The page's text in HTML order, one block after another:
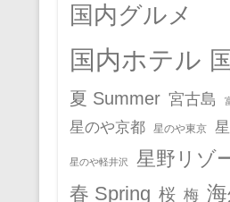
国内グルメ
国内ホテル
夏 Summer 宮古島
星のや京都 星のや東京
星のや軽井沢
星野リゾ
春 Spring 桜 梅